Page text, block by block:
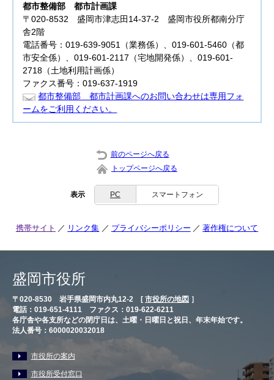
都市整備部都市計画課
〒020-8532 盛岡市津志田14-37-2 盛岡市役所都南分庁
舎2階
電話番号：019-639-9051（業務係）、019-601-5460（都
市安全係）、019-601-2117（宅地開発係）、019-601-
2718（土地利用計画係）
ファクス番号：019-637-1919
都市整備部 都市計画課へのお問い合わせは専用フォ
ームをご利用ください。
前のページへ戻る
トップページへ戻る
表示 PC スマートフォン
携帯サイト リンク集 プライバシーポリシー 著作権について
盛岡市役所
〒020-8530 岩手県盛岡市内丸12-2 [ 市役所の地図 ］
電話：019-651-4111 ファクス：019-622-6211
各庁舎や各支所などの閉庁日は、土曜・日曜日と祝日、年末年始です。
法人番号：6000020032018
市役所の案内
市役所受付窓口